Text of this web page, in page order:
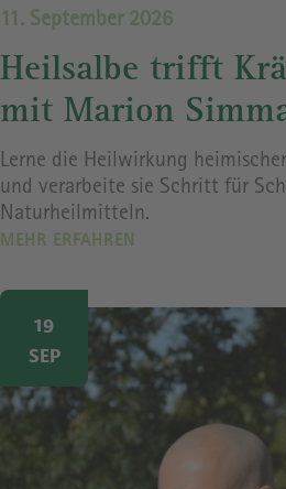
11. September 2026
Heilsalbe trifft
mit Marion
Lerne die Heilwirkung
und verarbeite sie Schritt für
Naturheilmitteln.
MEHR ERFAHREN
Image
19
SEP